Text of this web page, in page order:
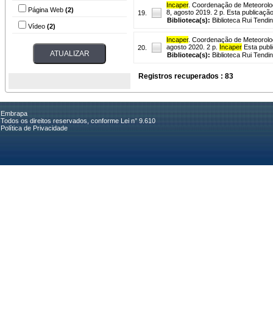
Página Web (2)
Vídeo (2)
19.
Incaper. Coordenação de
8, agosto 2019. 2 p. Esta
Biblioteca(s): Biblioteca Rui
20.
Incaper. Coordenação de
agosto 2020. 2 p. Incaper Esta
Biblioteca(s): Biblioteca Rui
Registros recuperados : 83
Embrapa
Todos os direitos reservados, conforme Lei n° 9.610
Política de Privacidade